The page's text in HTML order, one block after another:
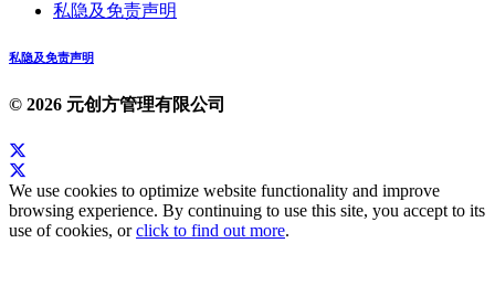
私隐及免责声明
私隐及免责声明
© 2026 元创方管理有限公司
We use cookies to optimize website functionality and improve
browsing experience. By continuing to use this site, you accept to its
use of cookies, orclick to find out more.